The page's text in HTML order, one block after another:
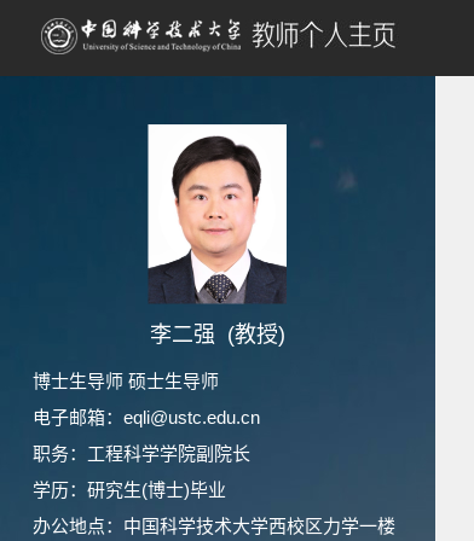
李二强 (教授)
博士生导师 硕士生导师
电子邮箱： eqli@ustc.edu.cn
职务：工程科学学院副院长
学历：研究生(博士)毕业
办公地点：中国科学技术大学西校区力学一楼